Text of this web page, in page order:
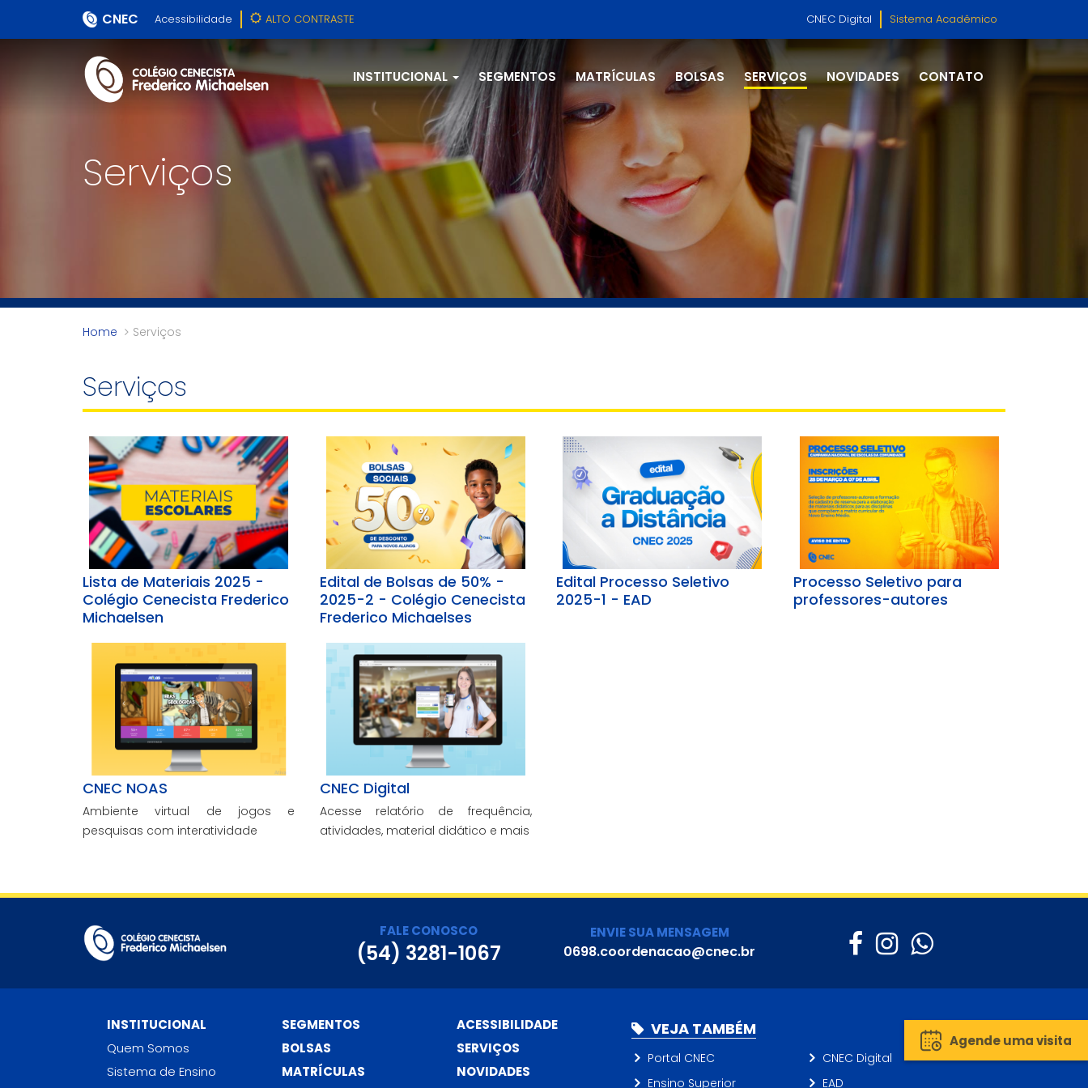
CNEC Acessibilidade ALTO CONTRASTE CNEC Digital Sistema Acadêmico
INSTITUCIONAL SEGMENTOS MATRÍCULAS BOLSAS SERVIÇOS NOVIDADES CONTATO
Agende uma visita
Serviços
Home Serviços
Serviços
Lista de Materiais 2025 -
Colégio Cenecista Frederico
Michaelsen
Edital de Bolsas de 50% -
2025-2 - Colégio Cenecista
Frederico Michaelses
Edital Processo Seletivo
2025-1 - EAD
Processo Seletivo para
professores-autores
CNEC NOAS
Ambiente virtual de jogos e
pesquisas com interatividade
CNEC Digital
Acesse relatório de frequência,
atividades, material didático e mais
FALE CONOSCO
(54) 3281-1067
ENVIE SUA MENSAGEM
0698.coordenacao@cnec.br
INSTITUCIONAL
Quem Somos
Sistema de Ensino
SEGMENTOS
BOLSAS
MATRÍCULAS
ACESSIBILIDADE
SERVIÇOS
NOVIDADES
VEJA TAMBÉM
Portal CNEC
CNEC Digital
Ensino Superior
EAD